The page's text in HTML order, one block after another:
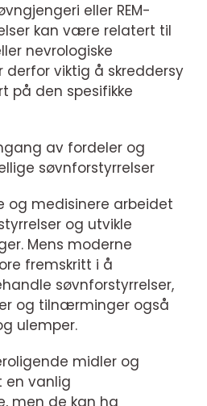
eller REM-
kan være relatert til
nevrologiske
derfor viktig å skreddersy
på den spesifikke
av fordeler og
søvnforstyrrelser
og medisinere arbeidet
og utvikle
Mens moderne
fremskritt i å
søvnforstyrrelser,
og tilnærminger også
ulemper.
midler og
en vanlig